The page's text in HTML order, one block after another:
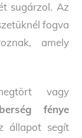
sugárzol. Az
fogva
amely
vagy
fénye
állapot segít